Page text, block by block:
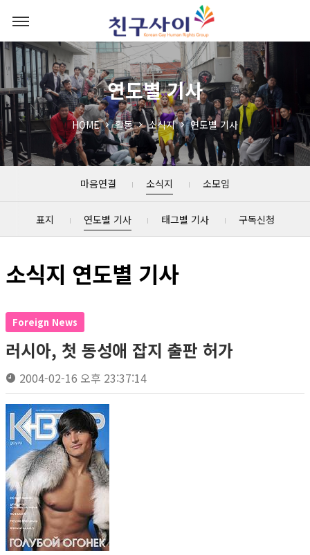
연도별 기사
HOME 활동 소식지 연도별 기사
마음연결 소식지 소모임
표지 연도별 기사 태그별 기사 구독신청
소식지 연도별 기사
Foreign News
러시아, 첫 동성애 잡지 출판 허가
2004-02-16 오후 23:37:14